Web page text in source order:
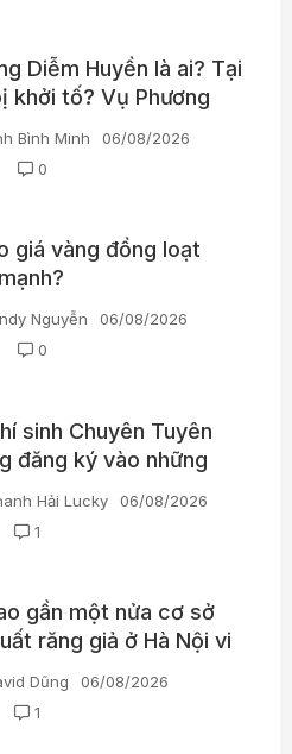
Diễm Huyền là ai? Tại
khởi tố? Vụ Phương
gửi thông điệp gì
nghìn YouTuber Việt
Bình Minh
06/08/2026
0
giá vàng đồng loạt
Nguyễn
06/08/2026
0
sinh Chuyên Tuyên
đăng ký vào những
đại học nào?
Hải Lucky
06/08/2026
1
gần một nửa cơ sở
răng giả ở Hà Nội vi
hoạt động?
Dũng
06/08/2026
1